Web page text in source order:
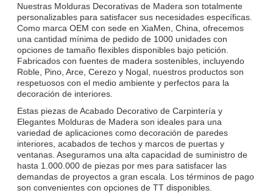
Nuestras Molduras Decorativas de Madera son totalmente
personalizables para satisfacer sus necesidades específicas.
Como marca OEM con sede en XiaMen, China, ofrecemos
una cantidad mínima de pedido de 1000 unidades con
opciones de tamaño flexibles disponibles bajo petición.
Fabricados con fuentes de madera sostenibles, incluyendo
Roble, Pino, Arce, Cerezo y Nogal, nuestros productos son
respetuosos con el medio ambiente y perfectos para la
decoración de interiores.
Estas piezas de Acabado Decorativo de Carpintería y
Elegantes Molduras de Madera son ideales para una
variedad de aplicaciones como decoración de paredes
interiores, acabados de techos y marcos de puertas y
ventanas. Aseguramos una alta capacidad de suministro de
hasta 1.000.000 de piezas por mes para satisfacer las
demandas de proyectos a gran escala. Los términos de pago
son convenientes con opciones de TT disponibles.